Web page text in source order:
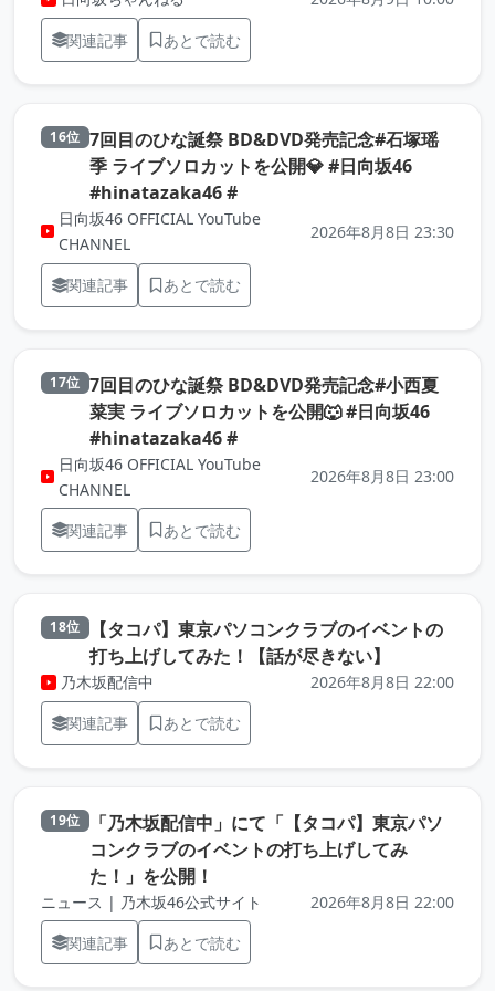
関連記事
あとで読む
16位 7回目のひな誕祭 BD&DVD発売記念#石塚瑶
季 ライブソロカットを公開💎 #日向坂46
#hinatazaka46 #（元記事を新しいタブで開きま
日向坂46 OFFICIAL YouTube
CHANNEL
2026年8月8日 23:30
関連記事 あとで読む
17位 7回目のひな誕祭 BD&DVD発売記念#小西夏
菜実 ライブソロカットを公開🐺 #日向坂46
#hinatazaka46 #（元記事を新しいタブで開きま
日向坂46 OFFICIAL YouTube
CHANNEL
2026年8月8日 23:00
関連記事 あとで読む
18位
【タコパ】東京パソコンクラブのイベントの
打ち上げしてみた！【話が尽きない】
乃木坂配信中
2026年8月8日 22:00
関連記事
あとで読む
19位
「乃木坂配信中」にて「【タコパ】東京パソ
コンクラブのイベントの打ち上げしてみ
た！」を公開！
ニュース | 乃木坂46公式サイト
2026年8月8日 22:00
関連記事
あとで読む